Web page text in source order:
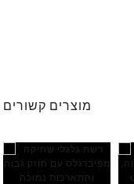
מוצרים קשורים